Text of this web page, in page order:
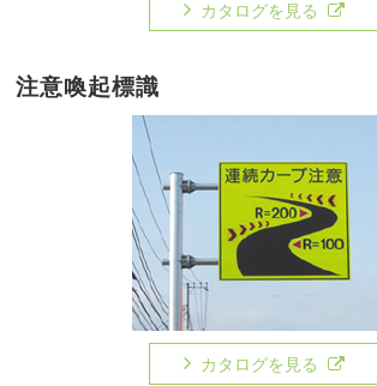
カタログを見る
注意喚起標識
カタログを見る